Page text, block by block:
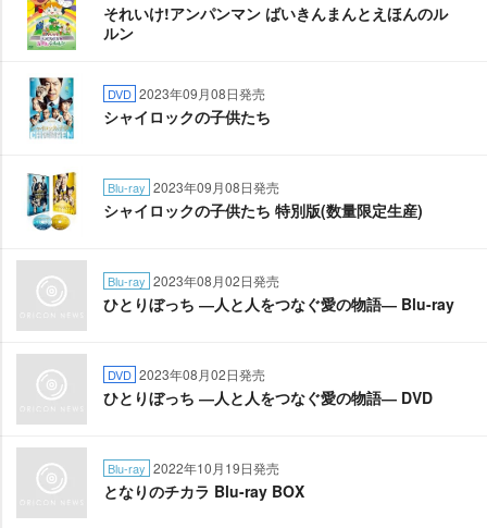
それいけ!アンパンマン ばいきんまんとえほんのル
ルン
DVD 2023年09月08日発売
シャイロックの子供たち
Blu-ray 2023年09月08日発売
シャイロックの子供たち 特別版(数量限定生産)
Blu-ray 2023年08月02日発売
ひとりぼっち ―人と人をつなぐ愛の物語― Blu-ray
DVD 2023年08月02日発売
ひとりぼっち ―人と人をつなぐ愛の物語― DVD
Blu-ray 2022年10月19日発売
となりのチカラ Blu-ray BOX